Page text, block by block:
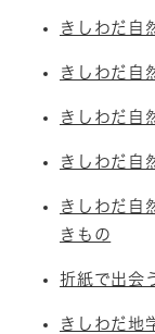
きしわだ自
きしわだ自
きしわだ
きしわだ自
きしわだ
きもの
折紙で出会
きしわだ地